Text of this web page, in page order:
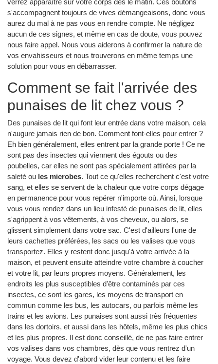
s'accompagnent toujours de vives démangeaisons, donc vous
aurez du mal à ne pas vous en rendre compte. Ne négligez
aucun de ces signes, et même en cas de doute, vous pouvez
nous faire appel. Nous vous aiderons à confirmer la nature de
vos envahisseurs et nous trouverons en même temps une
solution pour vous en débarrasser.
Comment se fait l'arrivée des
punaises de lit chez vous ?
Des punaises de lit qui font leur entrée dans votre maison, cela
n'augure jamais rien de bon. Comment font-elles pour entrer ?
Eh bien généralement, elles entrent par la grande porte ! Ce ne
sont pas des insectes qui viennent des égouts ou des
poubelles, car elles ne sont pas spécialement attirées par la
saleté ou les microbes. Tout ce qu'elles recherchent c'est votre
sang, et elles se servent de la chaleur que votre corps dégage
en permanence pour vous repérer n'importe où. Ainsi, lorsque
vous vous rendez dans un lieu infesté de punaises de lit, elles
s'agrippent à vos vêtements, à vos cheveux, ou alors, se
glissent simplement dans votre sac. C'est d'ailleurs l'une de
leurs cachettes préférées, les sacs ou les valises que vous
transportez. Elles y restent donc jusqu'à votre arrivée à la
maison, et peuvent ensuite atteindre votre chambre à coucher
et votre lit, par leurs propres moyens. Généralement, les
endroits les plus susceptibles d'être contaminés par ces
insectes, ce sont les gares, les moyens de transport en
commun comme les bus, les autocars, ou parfois même les
trains et les avions. Les punaises sont aussi très fréquentes
dans les dortoirs, et aussi dans les hôtels, même les plus chics
et les plus propres. Il est donc conseillé, de ne pas faire entrer
vos valises dans vos chambres, dès que vous rentrez d'un
voyage. Vous devez d'abord vider leur contenu et les faire